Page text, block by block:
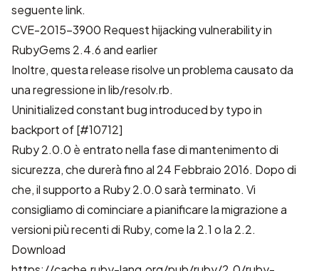
seguente link.
CVE-2015-3900 Request hijacking vulnerability in
RubyGems 2.4.6 and earlier
Inoltre, questa release risolve un problema causato da
una regressione in lib/resolv.rb.
Uninitialized constant bug introduced by typo in
backport of [#10712]
Ruby 2.0.0 è entrato nella fase di mantenimento di
sicurezza, che durerà fino al 24 Febbraio 2016. Dopo di
che, il supporto a Ruby 2.0.0 sarà terminato. Vi
consigliamo di cominciare a pianificare la migrazione a
versioni più recenti di Ruby, come la 2.1 o la 2.2.
Download